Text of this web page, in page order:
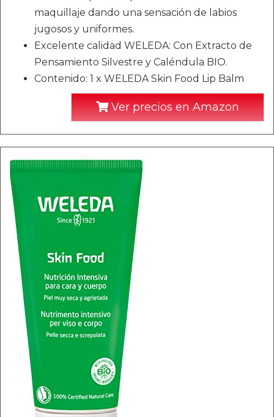
maquillaje dando una sensación de labios
jugosos y uniformes.
Excelente calidad WELEDA: Con Extracto de
Pensamiento Silvestre y Caléndula BIO.
Contenido: 1 x WELEDA Skin Food Lip Balm
Ver precios en Amazon